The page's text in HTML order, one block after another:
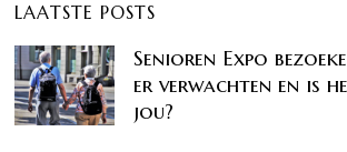
LAATSTE POSTS
Senioren Expo
er verwachten en is
jou?